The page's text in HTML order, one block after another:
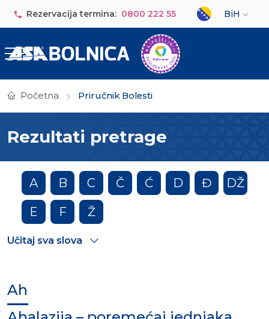
Rezervacija termina: 0800 222 55
Select your
BiH
Početna Priručnik Bolesti
Rezultati pretrage
A B C Č Ć D Đ
DŽ
E
F Ž
Učitaj sva slova
Ah